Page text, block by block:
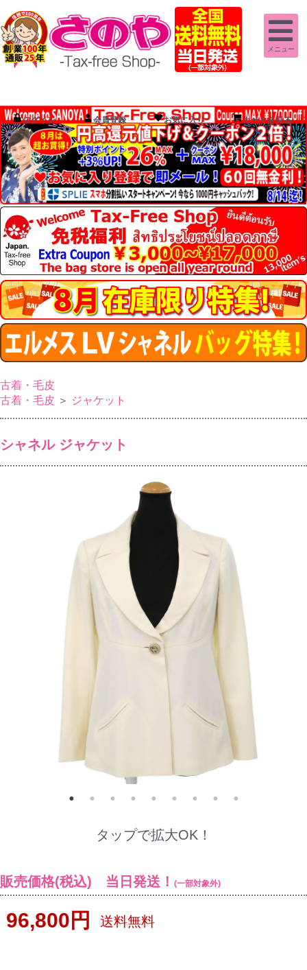
メニュー
ログイン 会員登録 お気に入り カートを見る
古着・毛皮
古着・毛皮 ＞ ジャケット
シャネル ジャケット
タップで拡大OK！
販売価格(税込) 当日発送！ (一部対象外)
96,800円 送料無料